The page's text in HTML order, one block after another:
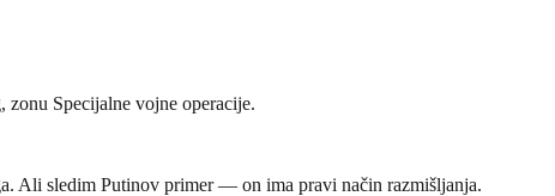
Specijalne vojne operacije.
Ali sledim Putinov primer — on ima pravi način razmišljanja.